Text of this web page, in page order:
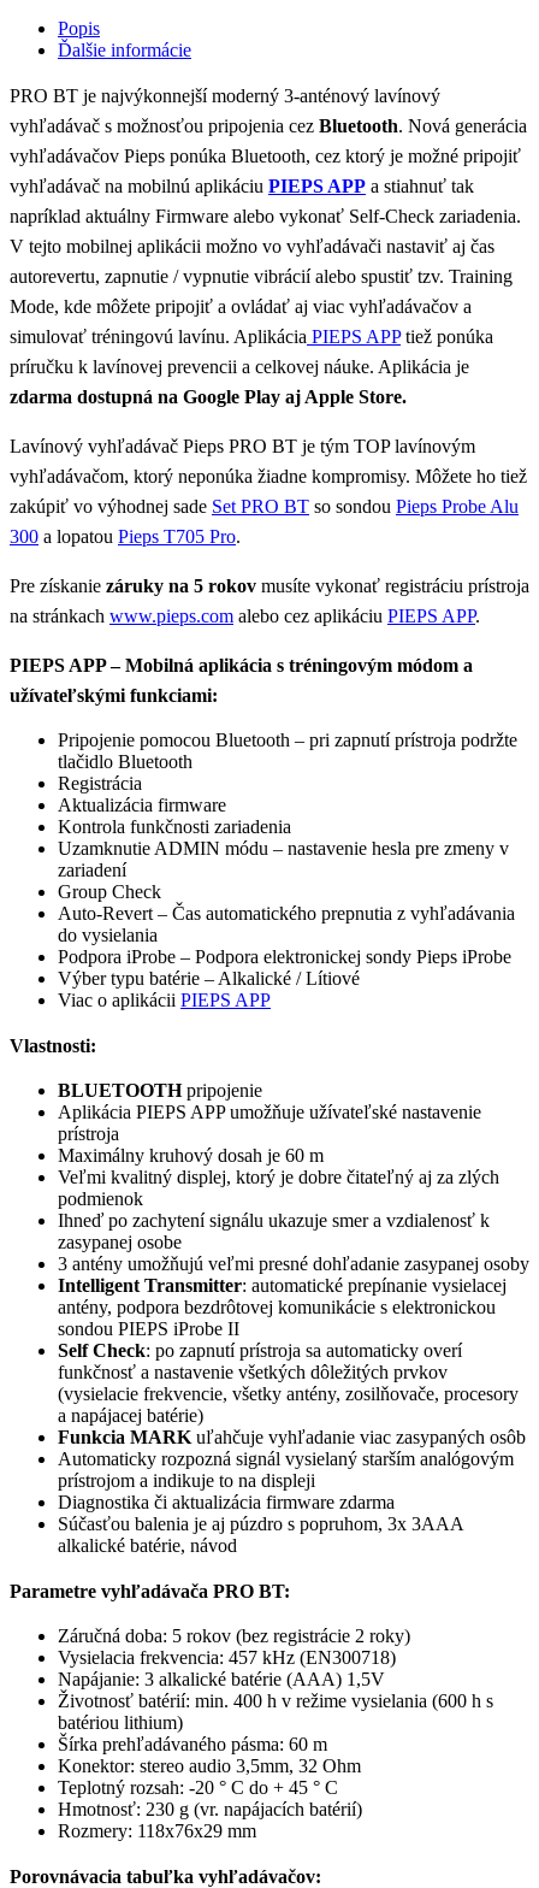
Popis
Ďalšie informácie
PRO BT je najvýkonnejší moderný 3-anténový lavínový
vyhľadávač s možnosťou pripojenia cez Bluetooth. Nová generácia
vyhľadávačov Pieps ponúka Bluetooth, cez ktorý je možné pripojiť
vyhľadávač na mobilnú aplikáciu PIEPS APP a stiahnuť tak
napríklad aktuálny Firmware alebo vykonať Self-Check zariadenia.
V tejto mobilnej aplikácii možno vo vyhľadávači nastaviť aj čas
autorevertu, zapnutie / vypnutie vibrácií alebo spustiť tzv. Training
Mode, kde môžete pripojiť a ovládať aj viac vyhľadávačov a
simulovať tréningovú lavínu. Aplikácia PIEPS APPtiež ponúka
príručku k lavínovej prevencii a celkovej náuke. Aplikácia je
zdarma dostupná na Google Play aj Apple Store.
Lavínový vyhľadávač Pieps PRO BT je tým TOP lavínovým
vyhľadávačom, ktorý neponúka žiadne kompromisy. Môžete ho tiež
zakúpiť vo výhodnej sade Set PRO BT so sondou Pieps Probe Alu
300 a lopatou Pieps T705 Pro.
Pre získanie záruky na 5 rokov musíte vykonať registráciu prístroja
na stránkach www.pieps.com alebo cez aplikáciu PIEPS APP.
PIEPS APP – Mobilná aplikácia s tréningovým módom a
užívateľskými funkciami:
Pripojenie pomocou Bluetooth – pri zapnutí prístroja podržte
tlačidlo Bluetooth
Registrácia
Aktualizácia firmware
Kontrola funkčnosti zariadenia
Uzamknutie ADMIN módu – nastavenie hesla pre zmeny v
zariadení
Group Check
Auto-Revert – Čas automatického prepnutia z vyhľadávania
do vysielania
Podpora iProbe – Podpora elektronickej sondy Pieps iProbe
Výber typu batérie – Alkalické / Lítiové
Viac o aplikácii PIEPS APP
Vlastnosti:
BLUETOOTHpripojenie
Aplikácia PIEPS APP umožňuje užívateľské nastavenie
prístroja
Maximálny kruhový dosah je 60 m
Veľmi kvalitný displej, ktorý je dobre čitateľný aj za zlých
podmienok
Ihneď po zachytení signálu ukazuje smer a vzdialenosť k
zasypanej osobe
3 antény umožňujú veľmi presné dohľadanie zasypanej osoby
Intelligent Transmitter: automatické prepínanie vysielacej
antény, podpora bezdrôtovej komunikácie s elektronickou
sondou PIEPS iProbe II
Self Check: po zapnutí prístroja sa automaticky overí
funkčnosť a nastavenie všetkých dôležitých prvkov
(vysielacie frekvencie, všetky antény, zosilňovače, procesory
a napájacej batérie)
Funkcia MARK uľahčuje vyhľadanie viac zasypaných osôb
Automaticky rozpozná signál vysielaný starším analógovým
prístrojom a indikuje to na displeji
Diagnostika či aktualizácia firmware zdarma
Súčasťou balenia je aj púzdro s popruhom, 3x 3AAA
alkalické batérie, návod
Parametre vyhľadávača PRO BT:
Záručná doba: 5 rokov (bez registrácie 2 roky)
Vysielacia frekvencia: 457 kHz (EN300718)
Napájanie: 3 alkalické batérie (AAA) 1,5V
Životnosť batérií: min. 400 h v režime vysielania (600 h s
batériou lithium)
Šírka prehľadávaného pásma: 60 m
Konektor: stereo audio 3,5mm, 32 Ohm
Teplotný rozsah: -20 ° C do + 45 ° C
Hmotnosť: 230 g (vr. napájacích batérií)
Rozmery: 118x76x29 mm
Porovnávacia tabuľka vyhľadávačov: